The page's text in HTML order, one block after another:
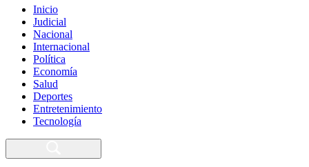
Inicio
Judicial
Nacional
Internacional
Política
Economía
Salud
Deportes
Entretenimiento
Tecnología